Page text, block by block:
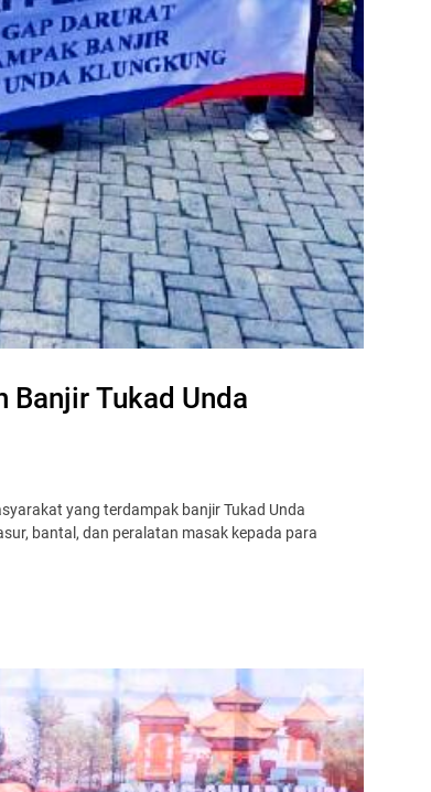
Banjir Tukad Unda
yang terdampak banjir Tukad Unda
bantal, dan peralatan masak kepada para